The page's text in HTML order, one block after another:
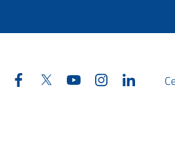
Facebook
Twitter YouTube Instagram